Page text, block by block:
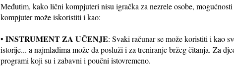
Međutim, kako lični kompjuteri nisu igračka za nezrele osobe,
kompjuter može iskoristiti i kao:
• INSTRUMENT ZA UČENJE: Svaki računar se može koristiti i kao
istorije... a najmlađima može da posluži i za treniranje bržeg čitanja. Za
programi koji su i zabavni i poučni istovremeno.